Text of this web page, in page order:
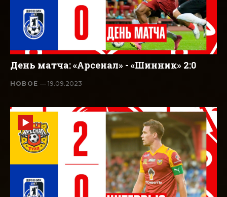
День матча: «Арсенал» - «Шинник» 2:0
НОВОЕ— 19.09.2023